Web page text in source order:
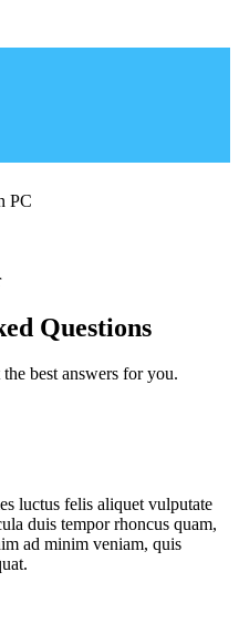
PC
Questions
best answers for you.
luctus felis aliquet vulputate
duis tempor rhoncus quam,
ad minim veniam, quis